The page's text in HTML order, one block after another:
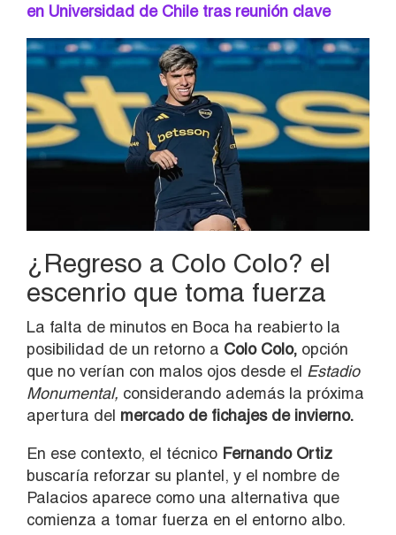
en Universidad de Chile tras reunión clave
¿Regreso a Colo Colo? el
escenrio que toma fuerza
La falta de minutos en Boca ha reabierto la
posibilidad de un retorno a Colo Colo, opción
que no verían con malos ojos desde el Estadio
Monumental, considerando además la próxima
apertura del mercado de fichajes de invierno.
En ese contexto, el técnico Fernando Ortiz
buscaría reforzar su plantel, y el nombre de
Palacios aparece como una alternativa que
comienza a tomar fuerza en el entorno albo.